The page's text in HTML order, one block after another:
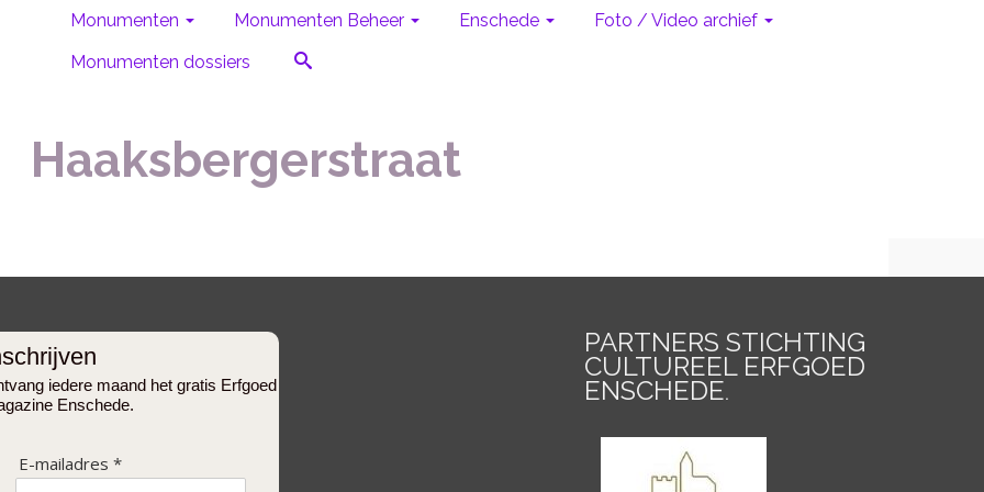
Monumenten Monumenten Beheer Enschede
Foto / Video archief
Monumenten dossiers
Haaksbergerstraat
iedere maand het gratis Erfgoed
Enschede.
E-mailadres *
PARTNERS STICHTING
CULTUREEL ERFGOED
ENSCHEDE.